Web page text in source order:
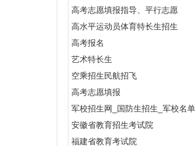
高考志愿填报指导、平行志愿
高水平运动员体育特长生招生
高考报名
艺术特长生
空乘招生民航招飞
高考志愿填报
军校招生网_国防生招生_军校名单
安徽省教育招生考试院
福建省教育考试院